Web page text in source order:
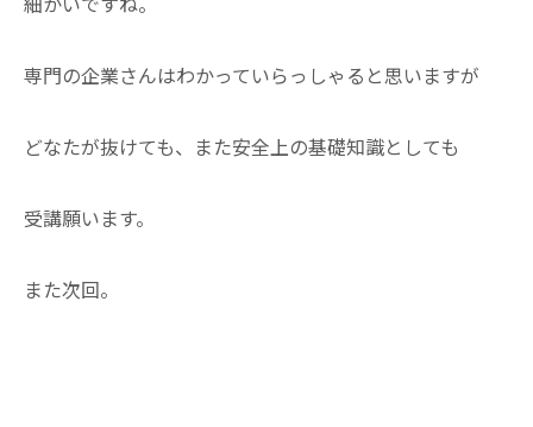
専門の企業さんはわかっていらっしゃると思いますが
どなたが抜けても、また安全上の基礎知識としても
受講願います。
また次回。